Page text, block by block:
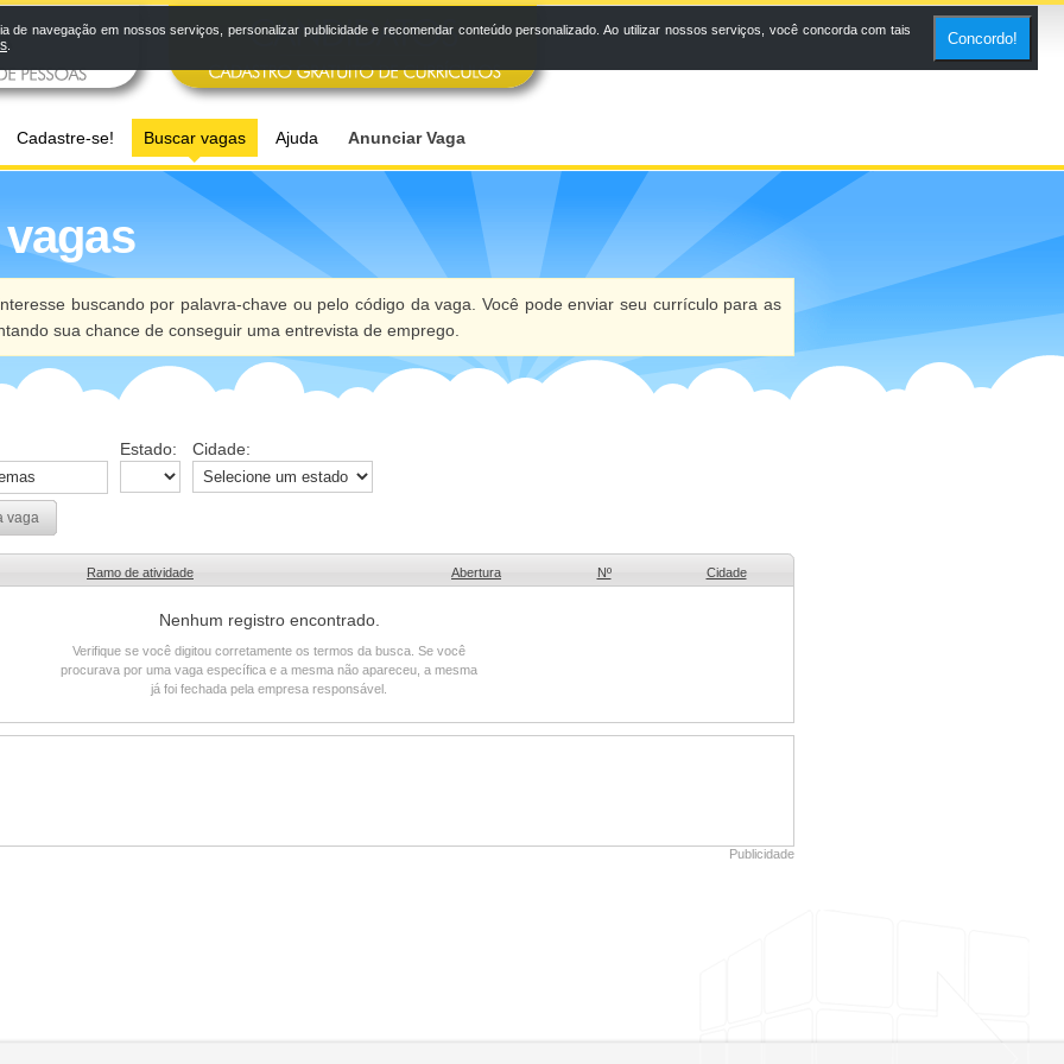
Cadastre-se! Buscar vagas Ajuda Anunciar Vaga
buscando por palavra-chave ou pelo código da vaga. Você pode enviar seu currículo para as
sua chance de conseguir uma entrevista de emprego.
Estado: Cidade:
vaga
Ramo de atividade Abertura Nº Cidade
Nenhum registro encontrado.
Verifique se você digitou corretamente os termos da busca. Se você
procurava por uma vaga específica e a mesma não apareceu, a mesma
já foi fechada pela empresa responsável.
Publicidade
navegação em nossos serviços, personalizar publicidade e recomendar conteúdo personalizado. Ao utilizar nossos serviços, você concorda com tais
Concordo!